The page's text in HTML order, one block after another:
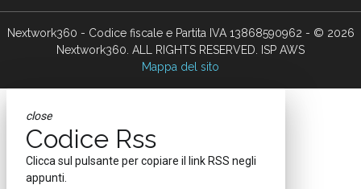
Nextwork360 - Codice fiscale e Partita IVA 13868590962 - © 2026
Nextwork360. ALL RIGHTS RESERVED. ISP AWS
Mappa del sito
close
Codice Rss
Clicca sul pulsante per copiare il link RSS negli
appunti.